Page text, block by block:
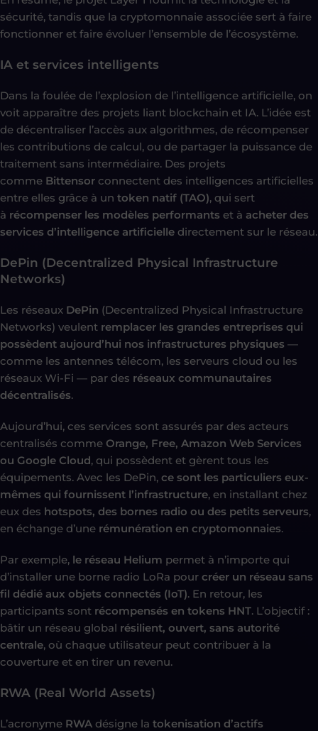
sécurité, tandis que la cryptomonnaie associée sert à faire
fonctionner et faire évoluer l’ensemble de l’écosystème.
IA et services intelligents
Dans la foulée de l’explosion de l’intelligence artificielle, on
voit apparaître des projets liant blockchain et IA. L’idée est
de décentraliser l’accès aux algorithmes, de récompenser
les contributions de calcul, ou de partager la puissance de
traitement sans intermédiaire. Des projets
comme Bittensor connectent des intelligences artificielles
entre elles grâce à un token natif (TAO), qui sert
à récompenser les modèles performants et à acheter des
services d’intelligence artificielle directement sur le réseau.
DePin (Decentralized Physical Infrastructure
Networks)
Les réseaux DePin (Decentralized Physical Infrastructure
Networks) veulent remplacer les grandes entreprises qui
possèdent aujourd’hui nos infrastructures physiques —
comme les antennes télécom, les serveurs cloud ou les
réseaux Wi-Fi — par des réseaux communautaires
décentralisés.
Aujourd’hui, ces services sont assurés par des acteurs
centralisés comme Orange, Free, Amazon Web Services
ou Google Cloud, qui possèdent et gèrent tous les
équipements. Avec les DePin, ce sont les particuliers eux-
mêmes qui fournissent l’infrastructure, en installant chez
eux des hotspots, des bornes radio ou des petits serveurs,
en échange d’une rémunération en cryptomonnaies.
Par exemple, le réseau Helium permet à n’importe qui
d’installer une borne radio LoRa pour créer un réseau sans
fil dédié aux objets connectés (IoT). En retour, les
participants sont récompensés en tokens HNT. L’objectif :
bâtir un réseau global résilient, ouvert, sans autorité
centrale, où chaque utilisateur peut contribuer à la
couverture et en tirer un revenu.
RWA (Real World Assets)
L’acronyme RWA désigne la tokenisation d’actifs